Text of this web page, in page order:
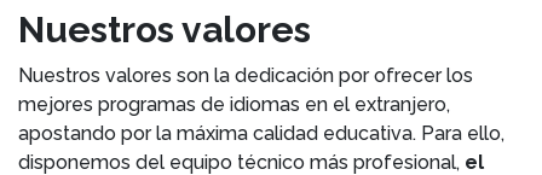
Nuestros valores
Nuestros valores son la dedicación por ofrecer los
mejores programas de idiomas en el extranjero,
apostando por la máxima calidad educativa. Para ello,
disponemos del equipo técnico más profesional, el